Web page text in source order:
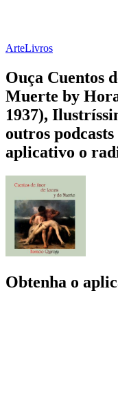
ArteLivros
Ouça Cuentos
Muerte by
1937),
outros
aplicativo o
Obtenha o